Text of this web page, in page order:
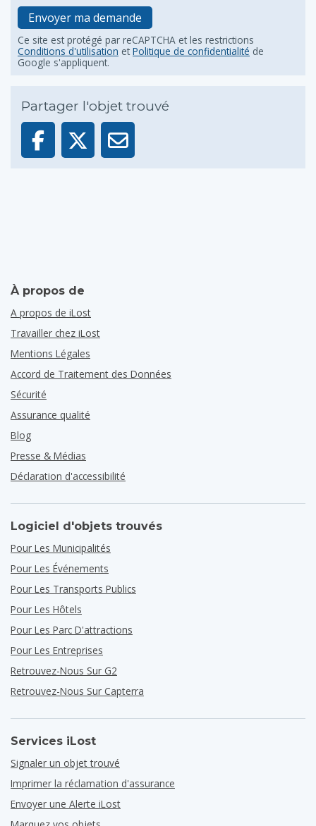
Envoyer ma demande
Ce site est protégé par reCAPTCHA et les restrictions
Conditions d'utilisation et Politique de confidentialité de
Google s'appliquent.
Partager l'objet trouvé
À propos de
A propos de iLost
Travailler chez iLost
Mentions Légales
Accord de Traitement des Données
Sécurité
Assurance qualité
Blog
Presse & Médias
Déclaration d'accessibilité
Logiciel d'objets trouvés
Pour Les Municipalités
Pour Les Événements
Pour Les Transports Publics
Pour Les Hôtels
Pour Les Parc D'attractions
Pour Les Entreprises
Retrouvez-Nous Sur G2
Retrouvez-Nous Sur Capterra
Services iLost
Signaler un objet trouvé
Imprimer la réclamation d'assurance
Envoyer une Alerte iLost